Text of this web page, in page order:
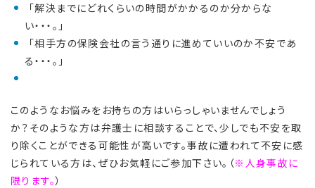
「解決までにどれくらいの時間がかかるのか分からな
い・・・。」
「相手方の保険会社の言う通りに進めていいのか不安であ
る・・・。」
このようなお悩みをお持ちの方はいらっしゃいませんでしょう
か？そのような方は弁護士に相談することで、少しでも不安を取
り除くことができる可能性が高いです。事故に遭われて不安に感
じられている方は、ぜひお気軽にご参加下さい。（※人身事故に
限ります。）